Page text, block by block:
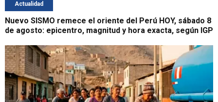
Actualidad
Nuevo SISMO remece el oriente del Perú HOY, sábado 8
de agosto: epicentro, magnitud y hora exacta, según IGP